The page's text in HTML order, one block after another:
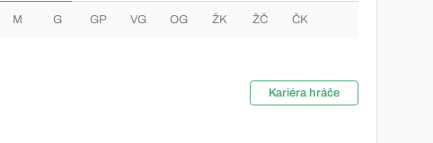
M G GP VG OG ŽK ŽČ ČK
Kariéra hráče